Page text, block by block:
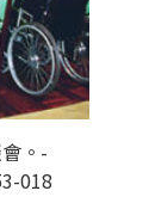
。-
018